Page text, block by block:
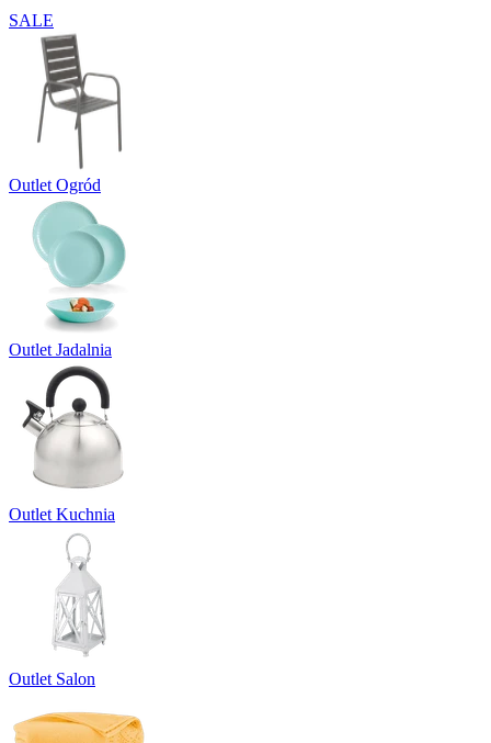
SALE
Outlet Ogród
Outlet Jadalnia
Outlet Kuchnia
Outlet Salon